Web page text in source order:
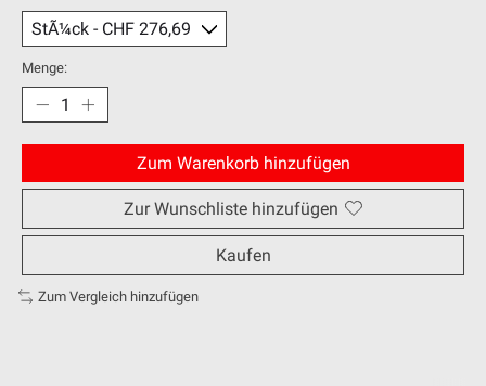
Menge:
Zum Warenkorb hinzufügen
Zur Wunschliste hinzufügen
Kaufen
Zum Vergleich hinzufügen